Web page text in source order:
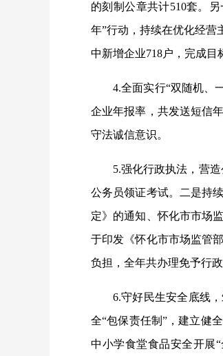
的刻制公章共计510套。
年”行动，持续在优化经营
中新增企业718户，完成目
4.全面实行“双随机、
企业年报率，共发送短信
守法诚信意识。
5.强化行政执法，营
公务员领证考试。二是持
定》的通知、怀化市市场
于印发《怀化市市场监管
负担，全年共办理免予行
6.守好民生安全底线
全“包保责任制”，建立健
中小学食堂食品安全开展